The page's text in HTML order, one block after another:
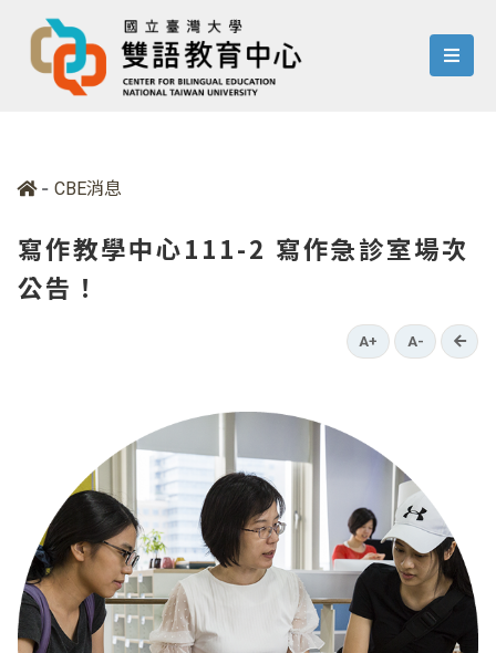
menu
- CBE消息
寫作教學中心111-2 寫作急診室場次
公告！
A+ A- go